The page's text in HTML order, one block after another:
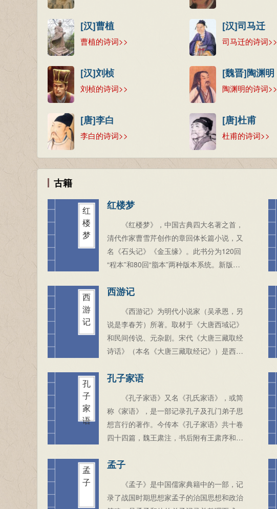
[汉]曹植
曹植的诗词>>
[汉]司马迁
司马迁的诗词>>
[汉]刘桢
刘桢的诗词>>
[魏晋]陶渊明
陶渊明的诗词>>
[唐]李白
李白的诗词>>
[唐]杜甫
杜甫的诗词>>
古籍
红
楼
梦
红楼梦
《红楼梦》，中国古典四大名著之首，
清代作家曹雪芹创作的章回体长篇小说，又
名《石头记》《金玉缘》。此书分为120回
“程本”和80回“脂本”两种版本系统。新版通
汇校，署名“曹雪芹著，无名氏续，程伟
界影响力的人情小说作品，举世公认的中国
古典小说巅峰之作，中国封建社会的百科全
书，传统文化的集大成者。
西
游
记
西游记
《西游记》为明代小说家（吴承恩，另
说是李春芳）所著。取材于《大唐西域记》
和民间传说、元杂剧。宋代《大唐三藏取经
诗话》（本名《大唐三藏取经记》）是西游
古典四大名著之一、中国古代第一部浪漫主
实，是魔幻现实主义的开创作品。
孔
子
家
语
孔子家语
《孔子家语》又名《孔氏家语》，或简
称《家语》，是一部记录孔子及孔门弟子思
想言行的著作。今传本《孔子家语》共十卷
四十四篇，魏王肃注，书后附有王肃序和
半部分内容以孔安国语气所写，一般称之为
所写，故称之为《后孔安国序》，其中收有
孔安国的孙子孔衍关于《家语》的《奏
孟
子
孟子
《孟子》是中国儒家典籍中的一部，记
录了战国时期思想家孟子的治国思想和政治